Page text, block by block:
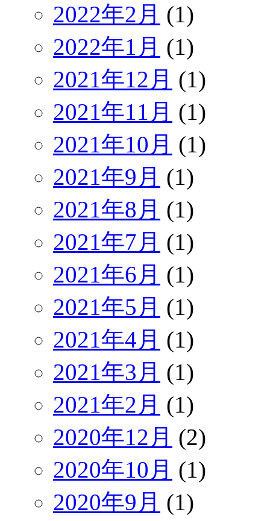
2022年2月 (1)
2022年1月 (1)
2021年12月 (1)
2021年11月 (1)
2021年10月 (1)
2021年9月 (1)
2021年8月 (1)
2021年7月 (1)
2021年6月 (1)
2021年5月 (1)
2021年4月 (1)
2021年3月 (1)
2021年2月 (1)
2020年12月 (2)
2020年10月 (1)
2020年9月 (1)